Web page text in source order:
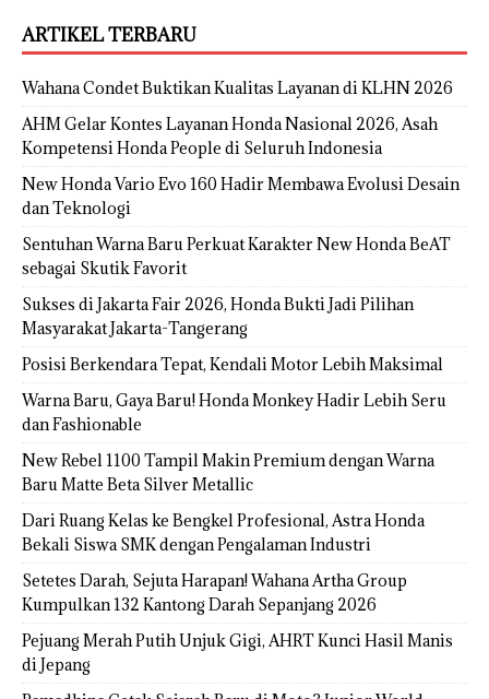
ARTIKEL TERBARU
Wahana Condet Buktikan Kualitas Layanan di KLHN 2026
AHM Gelar Kontes Layanan Honda Nasional 2026, Asah
Kompetensi Honda People di Seluruh Indonesia
New Honda Vario Evo 160 Hadir Membawa Evolusi Desain
dan Teknologi
Sentuhan Warna Baru Perkuat Karakter New Honda BeAT
sebagai Skutik Favorit
Sukses di Jakarta Fair 2026, Honda Bukti Jadi Pilihan
Masyarakat Jakarta-Tangerang
Posisi Berkendara Tepat, Kendali Motor Lebih Maksimal
Warna Baru, Gaya Baru! Honda Monkey Hadir Lebih Seru
dan Fashionable
New Rebel 1100 Tampil Makin Premium dengan Warna
Baru Matte Beta Silver Metallic
Dari Ruang Kelas ke Bengkel Profesional, Astra Honda
Bekali Siswa SMK dengan Pengalaman Industri
Setetes Darah, Sejuta Harapan! Wahana Artha Group
Kumpulkan 132 Kantong Darah Sepanjang 2026
Pejuang Merah Putih Unjuk Gigi, AHRT Kunci Hasil Manis
di Jepang